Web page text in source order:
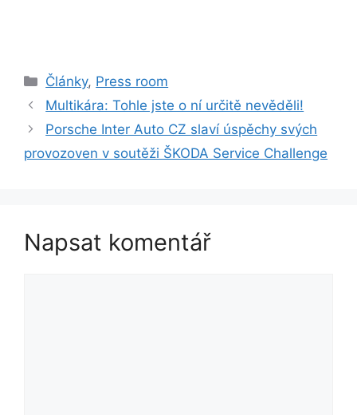
Rubriky
Články, Press room
Multikára: Tohle jste o ní určitě nevěděli!
Porsche Inter Auto CZ slaví úspěchy svých
provozoven v soutěži ŠKODA Service Challenge
Napsat komentář